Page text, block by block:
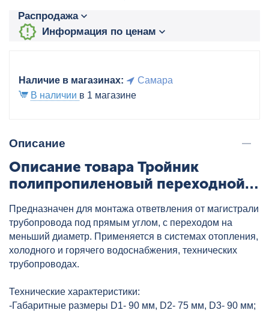
Распродажа
Информация по ценам
Наличие в магазинах:
Самара
В наличии в 1 магазине
Описание
Описание товара Тройник
полипропиленовый переходной
артикул: 204907590
Предназначен для монтажа ответвления от магистрали
трубопровода под прямым углом, с переходом на
меньший диаметр. Применяется в системах отопления,
холодного и горячего водоснабжения, технических
трубопроводах.
Технические характеристики:
-Габаритные размеры D1- 90 мм, D2- 75 мм, D3- 90 мм;